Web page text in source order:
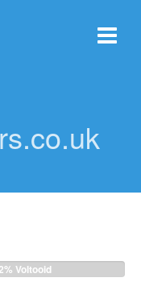
Voltooid